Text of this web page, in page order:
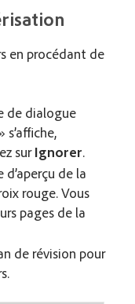
en procédant de
de dialogue
surIgnorer.
de la
rouge. Vous
pages de la
de révision pour